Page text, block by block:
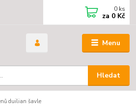
Menu
Hledat
0 ks
za 0 Kč
duilian šavle